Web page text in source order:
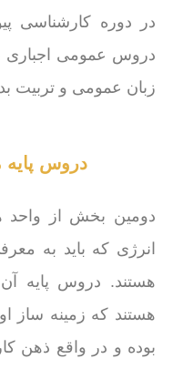
دروس عمومی اجباری
زبان عمومی و تربیت
دروس
دومین بخش از
انرژی که باید به
هستند. دروس پایه
هستند که زمینه ساز
بوده و در واقع ذهن